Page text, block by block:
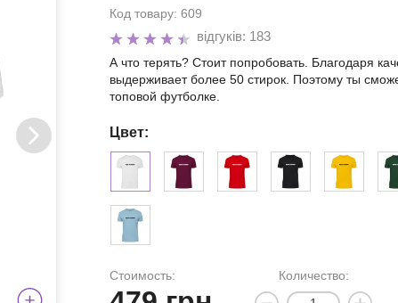
Код товару: 609
відгуків: 183
А что терять? Стоит попробовать. Благодаря
выдерживает более 50 стирок. Поэтому ты
топовой футболке.
Цвет:
Стоимость: Количество: